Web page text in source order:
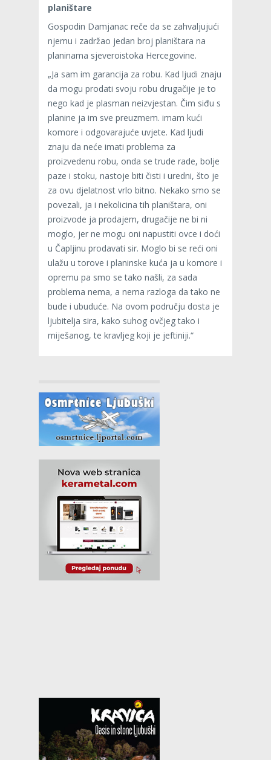
planištare
Gospodin Damjanac reče da se zahvaljujući
njemu i zadržao jedan broj planištara na
planinama sjeveroistoka Hercegovine.
„Ja sam im garancija za robu. Kad ljudi znaju
da mogu prodati svoju robu drugačije je to
nego kad je plasman neizvjestan. Čim siđu s
planine ja im sve preuzmem. imam kući
komore i odgovarajuće uvjete. Kad ljudi
znaju da neće imati problema za
proizvedenu robu, onda se trude rade, bolje
paze i stoku, nastoje biti čisti i uredni, što je
za ovu djelatnost vrlo bitno. Nekako smo se
povezali, ja i nekolicina tih planištara, oni
proizvode ja prodajem, drugačije ne bi ni
moglo, jer ne mogu oni napustiti ovce i doći
u Čapljinu prodavati sir. Moglo bi se reći oni
ulažu u torove i planinske kuća ja u komore i
opremu pa smo se tako našli, za sada
problema nema, a nema razloga da tako ne
bude i ubuduće. Na ovom području dosta je
ljubitelja sira, kako suhog ovčjeg tako i
miješanog, te kravljeg koji je jeftiniji.“